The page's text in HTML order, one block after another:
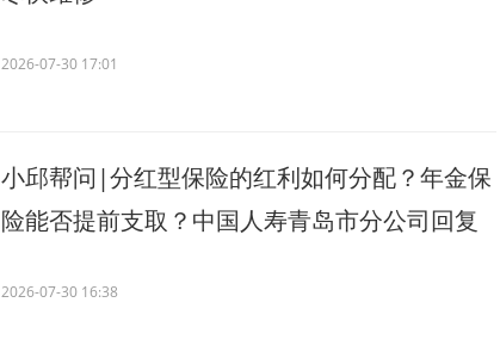
2026-07-30 17:01
小邱帮问|分红型保险的红利如何分配？年金保
险能否提前支取？中国人寿青岛市分公司回复
2026-07-30 16:38